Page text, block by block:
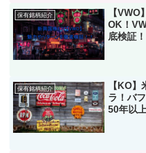
保有銘柄紹介
【
OK！
底検証！
保有銘柄紹介
【KO
ラ！バ
50年以